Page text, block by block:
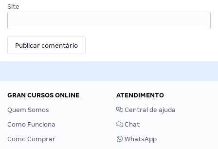
Site
GRAN CURSOS ONLINE
Quem Somos
Como Funciona
Como Comprar
ATENDIMENTO
Central de ajuda
Chat
WhatsApp